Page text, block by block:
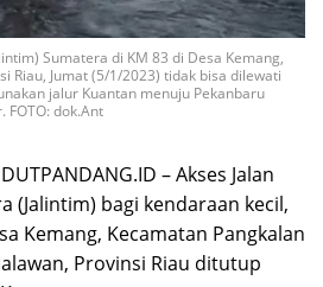
Sumatera di KM 83 di Desa Kemang,
Riau, Jumat (5/1/2023) tidak bisa dilewati
jalur Kuantan menuju Pekanbaru
FOTO: dok.Ant
– Akses Jalan
(Jalintim) bagi kendaraan kecil,
Kemang, Kecamatan Pangkalan
Provinsi Riau ditutup